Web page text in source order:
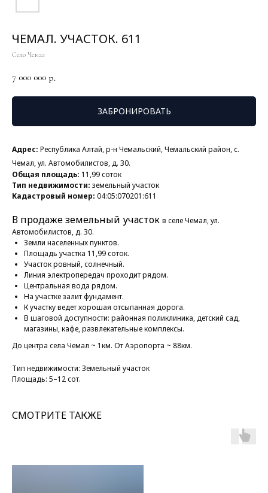
ЧЕМАЛ. УЧАСТОК. 611
Село Чемал
7 000 000 р.
ЗАБРОНИРОВАТЬ
Адрес: Республика Алтай, р-н Чемальский, Чемальский район, с.
Чемал, ул. Автомобилистов, д. 30.
Общая площадь: 11,99соток
Тип недвижимости: земельный участок
Кадастровый номер: 04:05:070201:611
В продаже земельный участок в селе Чемал, ул.
Автомобилистов, д. 30.
Земли населенных пунктов.
Площадь участка 11,99 соток.
Участок ровный, солнечный.
Линия электропередач проходит рядом.
Центральная вода рядом.
На участке залит фундамент.
К участку ведет хорошая отсыпанная дорога.
В шаговой доступности: районная поликлиника, детский сад,
магазины, кафе, развлекательные комплексы.
До центра села Чемал ~ 1км. От Аэропорта ~ 88км.
Тип недвижимости: Земельный участок
Площадь: 5–12 сот.
СМОТРИТЕ ТАКЖЕ